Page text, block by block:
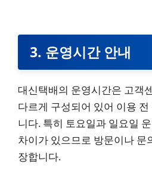
3. 운영시간 안내
대신택배의 운영시간은 고객
다르게 구성되어 있어 이용
니다. 특히 토요일과 일요일
차이가 있으므로 방문이나 문
장합니다.